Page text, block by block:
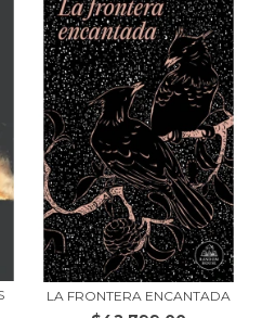
LA FRONTERA ENCANTADA